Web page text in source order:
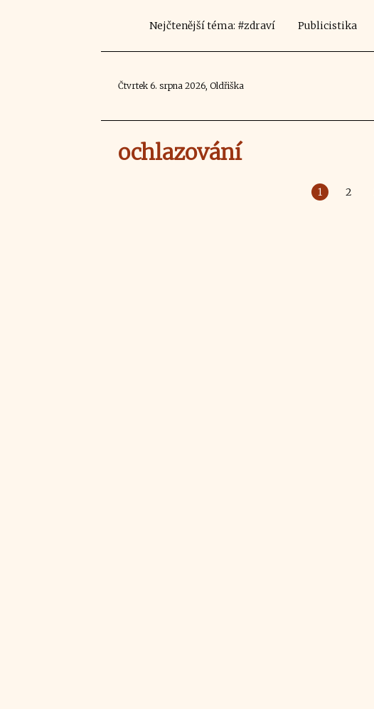
Nejčtenější téma: #zdraví Publicistika
Čtvrtek 6. srpna 2026, Oldřiška
ochlazování
1 2